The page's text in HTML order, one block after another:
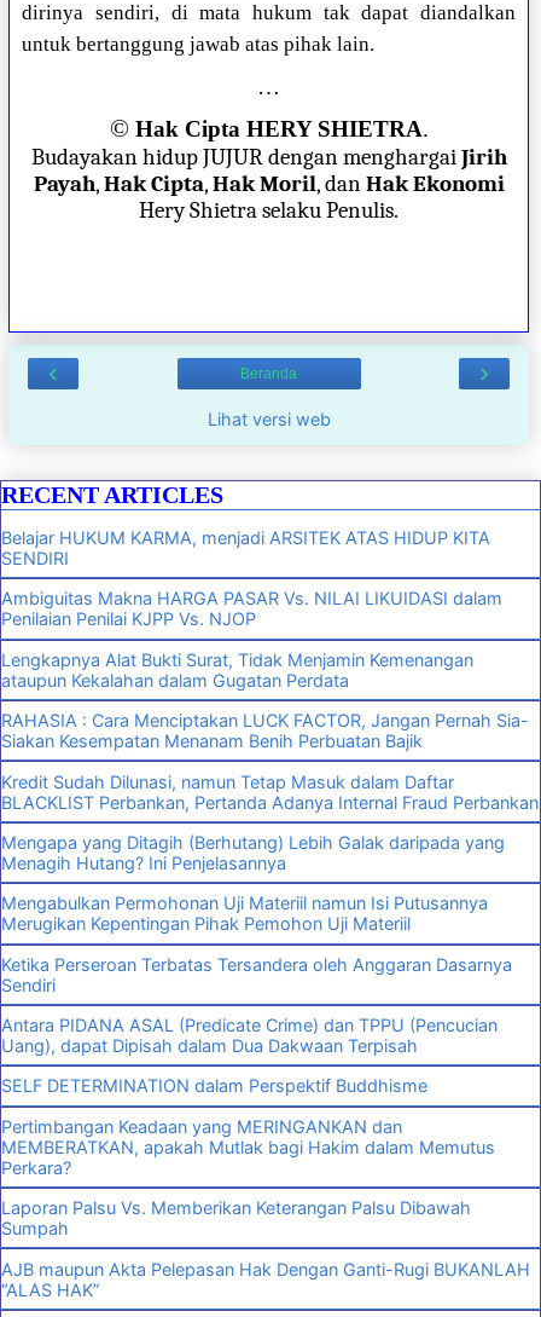
dirinya sendiri, di mata hukum tak dapat diandalkan
untuk bertanggung jawab atas pihak lain.
…
© Hak Cipta HERY SHIETRA.
Budayakan hidup JUJUR dengan menghargaiJirih
Payah,Hak Cipta,Hak Moril, danHak Ekonomi
Hery Shietra selaku Penulis.
‹ ›
Beranda
Lihat versi web
RECENT ARTICLES
Belajar HUKUM KARMA, menjadi ARSITEK ATAS HIDUP KITA
SENDIRI
Ambiguitas Makna HARGA PASAR Vs. NILAI LIKUIDASI dalam
Penilaian Penilai KJPP Vs. NJOP
Lengkapnya Alat Bukti Surat, Tidak Menjamin Kemenangan
ataupun Kekalahan dalam Gugatan Perdata
RAHASIA : Cara Menciptakan LUCK FACTOR, Jangan Pernah Sia-
Siakan Kesempatan Menanam Benih Perbuatan Bajik
Kredit Sudah Dilunasi, namun Tetap Masuk dalam Daftar
BLACKLIST Perbankan, Pertanda Adanya Internal Fraud Perbankan
Mengapa yang Ditagih (Berhutang) Lebih Galak daripada yang
Menagih Hutang? Ini Penjelasannya
Mengabulkan Permohonan Uji Materiil namun Isi Putusannya
Merugikan Kepentingan Pihak Pemohon Uji Materiil
Ketika Perseroan Terbatas Tersandera oleh Anggaran Dasarnya
Sendiri
Antara PIDANA ASAL (Predicate Crime) dan TPPU (Pencucian
Uang), dapat Dipisah dalam Dua Dakwaan Terpisah
SELF DETERMINATION dalam Perspektif Buddhisme
Pertimbangan Keadaan yang MERINGANKAN dan
MEMBERATKAN, apakah Mutlak bagi Hakim dalam Memutus
Perkara?
Laporan Palsu Vs. Memberikan Keterangan Palsu Dibawah
Sumpah
AJB maupun Akta Pelepasan Hak Dengan Ganti-Rugi BUKANLAH
“ALAS HAK”